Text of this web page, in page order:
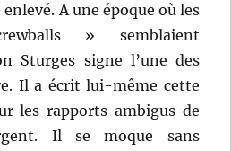
A une époque où les
» semblaient
Sturges signe l’une des
Il a écrit lui-même cette
les rapports ambigus de
Il se moque sans